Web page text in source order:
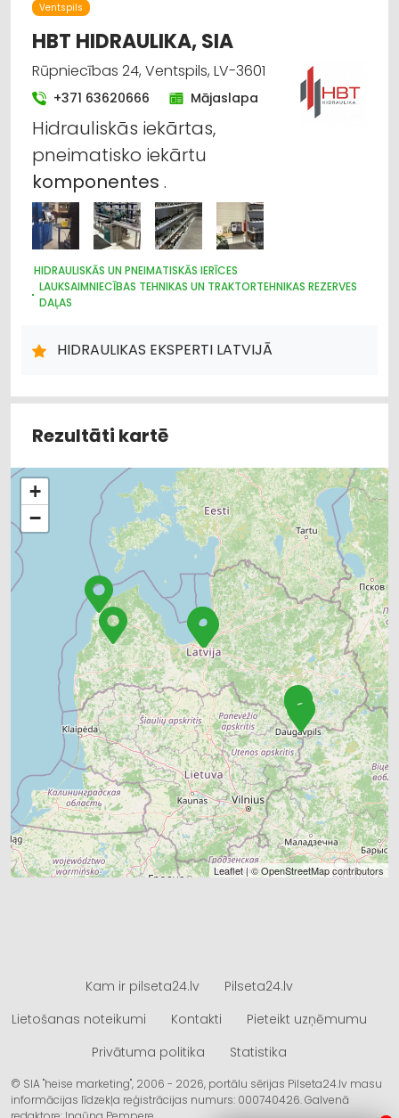
TIRDZNIECĪBA
VĀJSTRĀVAS TĪKLI
BIROJA TEHNIKA UN IEKĀRTAS
Ventspils
HBT HIDRAULIKA, SIA
Rūpniecības 24, Ventspils, LV-3601
+371 63620666 Mājaslapa
Hidrauliskās iekārtas,
pneimatisko iekārtu
komponentes .
HIDRAULISKĀS UN PNEIMATISKĀS IERĪCES
LAUKSAIMNIECĪBAS TEHNIKAS UN TRAKTORTEHNIKAS REZERVES
DAĻAS
MAŠĪNBŪVE
ELEKTRONISKĀS IERĪCES, KOMPONENTES
HIDRAULIKAS EKSPERTI LATVIJĀ
Rezultāti kartē
+
−
Leaflet| ©OpenStreetMapcontributors
Kam ir pilseta24.lv
Pilseta24.lv
Lietošanas noteikumi
Kontakti
Pieteikt uzņēmumu
Privātuma politika
Statistika
© SIA "heise marketing", 2006 - 2026, portālu sērijas Pilseta24.lv masu
informācijas līdzekļa reģistrācijas numurs: 000740426. Galvenā